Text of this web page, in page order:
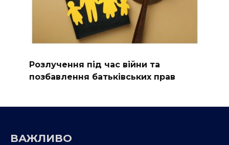
Розлучення під час війни та
позбавлення батьківських прав
ВАЖЛИВО